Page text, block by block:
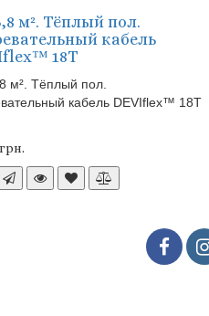
м². Тёплый пол.
кабель
18Т
м². Тёплый пол.
кабель DEVIflex™ 18Т